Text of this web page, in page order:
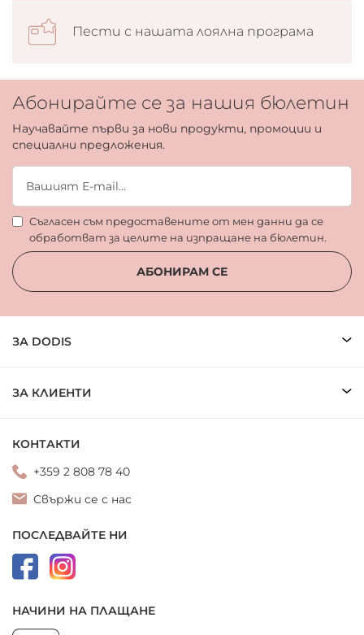
Пести с нашата лоялна програма
Абонирайте се за нашия бюлетин
Научавайте първи за нови продукти, промоции и
специални предложения.
Съгласен съм предоставените от мен данни да се
обработват за целите на изпращане на бюлетин.
АБОНИРАМ СЕ
ЗА DODIS
ЗА КЛИЕНТИ
КОНТАКТИ
+359 2 808 78 40
Свържи се с нас
ПОСЛЕДВАЙТЕ НИ
НАЧИНИ НА ПЛАЩАНЕ